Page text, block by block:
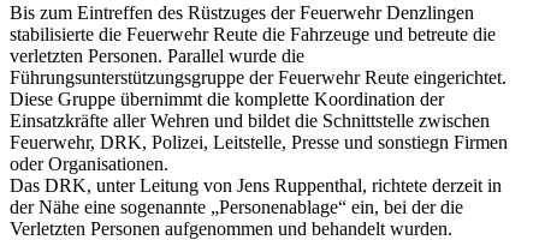
Bis zum Eintreffen des Rüstzuges der Feuerwehr Denzlingen
stabilisierte die Feuerwehr Reute die Fahrzeuge und betreute die
verletzten Personen. Parallel wurde die
Führungsunterstützungsgruppe der Feuerwehr Reute eingerichtet.
Diese Gruppe übernimmt die komplette Koordination der
Einsatzkräfte aller Wehren und bildet die Schnittstelle zwischen
Feuerwehr, DRK, Polizei, Leitstelle, Presse und sonstiegn Firmen
oder Organisationen.
Das DRK, unter Leitung von Jens Ruppenthal, richtete derzeit in
der Nähe eine sogenannte „Personenablage“ ein, bei der die
Verletzten Personen aufgenommen und behandelt wurden.